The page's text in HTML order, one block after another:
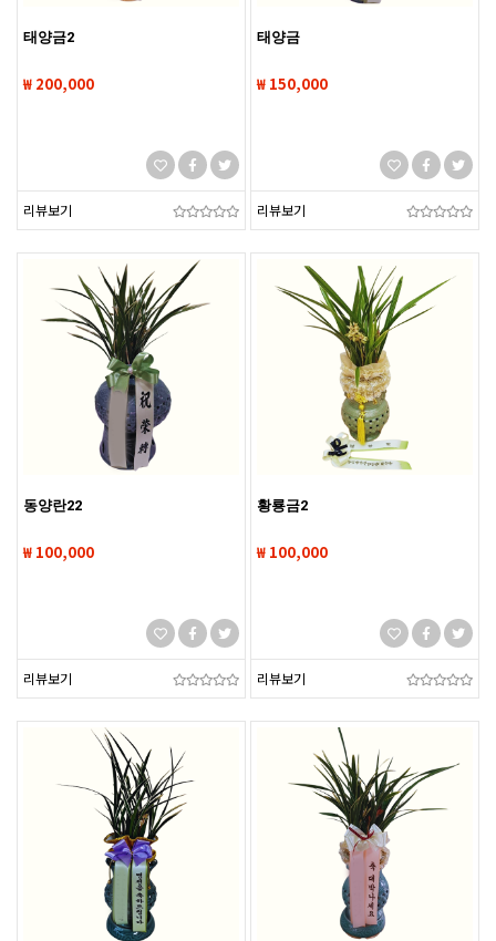
태양금2
₩ 200,000
리뷰보기
태양금
₩ 150,000
리뷰보기
동양란22
₩ 100,000
리뷰보기
황룡금2
₩ 100,000
리뷰보기